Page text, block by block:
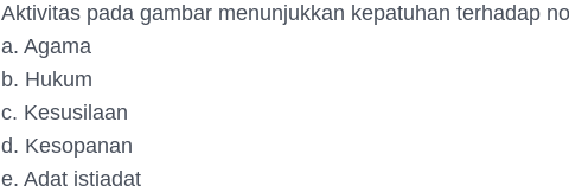
Aktivitas pada gambar menunjukkan kepatuhan terhadap
a. Agama
b. Hukum
c. Kesusilaan
d. Kesopanan
e. Adat istiadat